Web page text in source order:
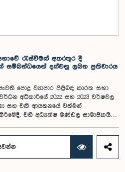
රැස්වීමක් අතරතුර දී
සම්බන්ධයෙන් දක්වනු ලබන ප්‍රතිචාරය
පොදු ව්‍යාපාර පිළිබඳ කාරක සභා
අධිකාරියේ 2022 සහ 2023 වර්ෂවල
සහ එකී ආයතනයේ වත්මන්
එහි අධ්‍යක්ෂ මණ්ඩල සාමාජිකයින්
සම්බන්ධයෙන් පිළිපැදිය යුතු වන
නුසුදුසු ආකාරයෙන් සැරසී